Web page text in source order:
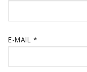
E-MAIL *